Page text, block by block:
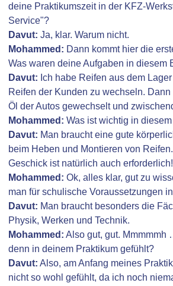
deine Praktikumszeit in der KFZ-
Service"?
Davut: Ja, klar. Warum nicht.
Mohammed: Dann kommt hier die
Was waren deine Aufgaben in diesem
Davut: Ich habe Reifen aus dem
Reifen der Kunden zu wechseln.
Öl der Autos gewechselt und
Mohammed: Was ist wichtig in
Davut: Man braucht eine gute
beim Heben und Montieren von
Geschick ist natürlich auch erforderlich!
Mohammed: Ok, alles klar, gut zu
man für schulische Voraussetzungen
Davut: Man braucht besonders die
Physik, Werken und Technik.
Mohammed: Also gut, gut. Mmmmmh
denn in deinem Praktikum gefühlt?
Davut: Also, am Anfang meines
nicht so wohl gefühlt, da ich noch